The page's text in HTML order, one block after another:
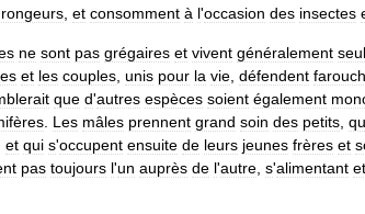
rongeurs et consomment à l'occasion des insectes
ne sont pas grégaires et vivent généralement
et les couples unis pour la vie défendent
que d'autres espèces soient également
Les mâles prennent grand soin des petits
et qui s'occupent ensuite de leurs jeunes frères et
pas toujours l'un auprès de l'autre s'alimentant et